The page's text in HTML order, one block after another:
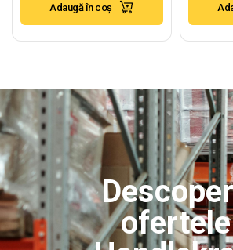
Adaugă în coș
ofertele